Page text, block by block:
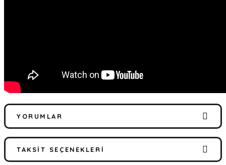
YORUMLAR
Bu ürüne ilk yorumu siz yapın!
TAKSIT SEÇENEKLERI